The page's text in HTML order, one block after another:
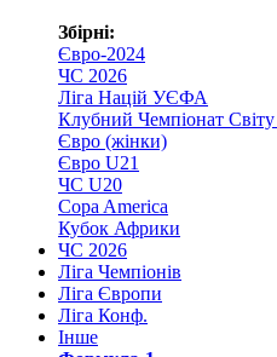
Збірні:
Євро-2024
ЧС 2026
Ліга Націй УЄФА
Клубний Чемпіонат
Євро (жінки)
Євро U21
ЧС U20
Copa America
Кубок Африки
ЧС 2026
Ліга Чемпіонів
Ліга Європи
Ліга Конф.
Інше